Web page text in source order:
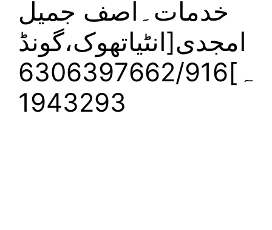
خدمات۔آصف جمیل
امجدی[انٹیاتھوک،گونڈ
ہ]6306397662/916
1943293